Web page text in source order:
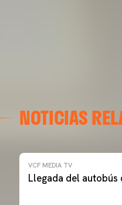
NOTICIAS
VCF MEDIA TV
Llegada del autobús